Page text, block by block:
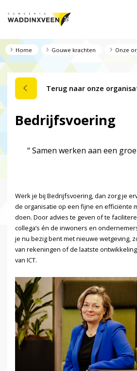
Home Gouwe krachten Onze
Terug naar onze
Bedrijfsvoering
Samen werken aan een
Werk je bij Bedrijfsvoering, dan zorg je
de organisatie op een fijne en efficiënte
doen. Door advies te geven of te
collega’s én de inwoners en
je nu bezig bent met nieuwe wetgeving,
van rekeningen of de laatste
van ICT.